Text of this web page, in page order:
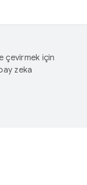
çevirmek için
zeka